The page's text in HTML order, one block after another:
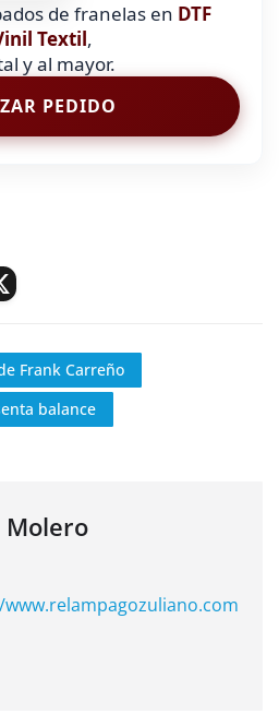
de franelas en DTF
Textil,
y al mayor.
PEDIDO
Frank Carreño
balance
Molero